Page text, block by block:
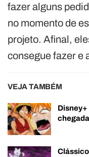
fazer alguns
no momento de
projeto. Afinal,
consegue fazer e
VEJA TAMBÉM
Disney+